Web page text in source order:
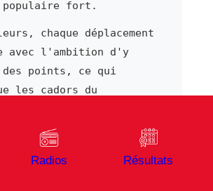
populaire fort.
chaque déplacement
avec l'ambition d'y
des points, ce qui
les cadors du
À ce titre, l'apport
quarts
dans le
Radios Résultats